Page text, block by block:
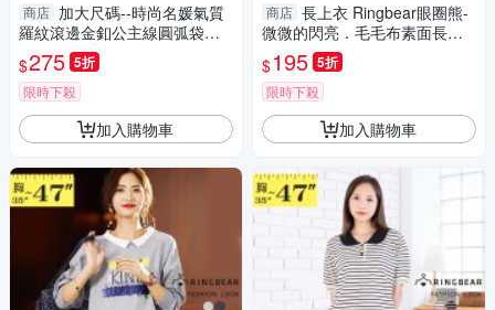
商店 加大尺碼--時尚名媛氣質
羅紋滾邊金釦公主線圓弧袋口
設計外套(黑.藍2L-5L)-J223眼
圈熊中大尺碼
$275 5折
限時下殺
加入購物車
商店 長上衣 Ringbear眼圈熊-
微微的閃亮．毛毛布素面長上
衣/洋裝A105(黑、灰、杏S-2L)
$195 5折
限時下殺
加入購物車